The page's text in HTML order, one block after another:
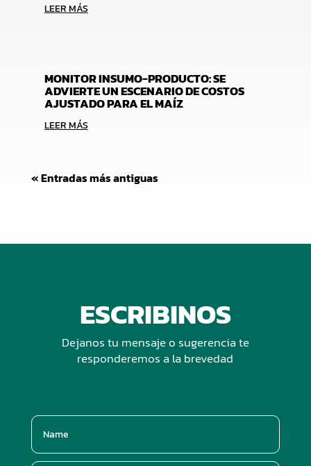
LEER MÁS
MONITOR INSUMO-PRODUCTO: SE
ADVIERTE UN ESCENARIO DE COSTOS
AJUSTADO PARA EL MAÍZ
LEER MÁS
« Entradas más antiguas
ESCRIBINOS
Dejanos tu mensaje o sugerencia te
responderemos a la brevedad